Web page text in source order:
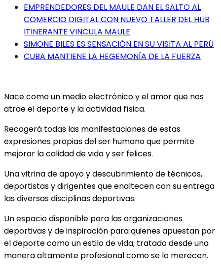
EMPRENDEDORES DEL MAULE DAN EL SALTO AL
COMERCIO DIGITAL CON NUEVO TALLER DEL HUB
ITINERANTE VINCULA MAULE
SIMONE BILES ES SENSACIÓN EN SU VISITA AL PERÚ
CUBA MANTIENE LA HEGEMONÍA DE LA FUERZA
Nace como un medio electrónico y el amor que nos
atrae el deporte y la actividad física.
Recogerá todas las manifestaciones de estas
expresiones propias del ser humano que permite
mejorar la calidad de vida y ser felices.
Una vitrina de apoyo y descubrimiento de técnicos,
deportistas y dirigentes que enaltecen con su entrega
las diversas disciplinas deportivas.
Un espacio disponible para las organizaciones
deportivas y de inspiración para quienes apuestan por
el deporte como un estilo de vida, tratado desde una
manera altamente profesional como se lo merecen.